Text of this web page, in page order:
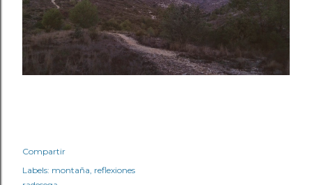
Compartir
Labels: montaña reflexiones